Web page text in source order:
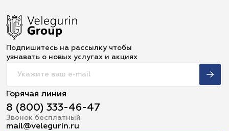
Подпишитесь на рассылку чтобы
узнавать о новых услугах и акциях
Горячая линия
8 (800) 333-46-47
Звонок бесплатный
mail@velegurin.ru